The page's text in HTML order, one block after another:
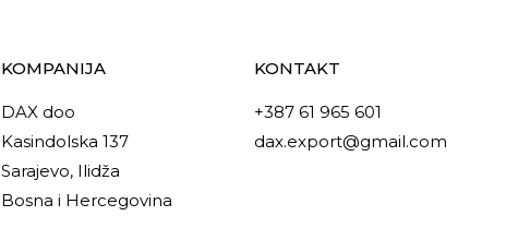
KOMPANIJA
DAX doo
Kasindolska 137
Sarajevo, Ilidža
Bosna i Hercegovina
KONTAKT
+387 61 965 601
dax.export@gmail.com